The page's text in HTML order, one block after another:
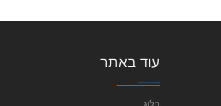
עוד באתר
בלוג